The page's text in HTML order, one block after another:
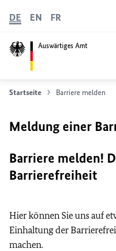
Auswärtiges Amt
DE EN FR
Startseite Barriere melden
Meldung einer
Barriere melden!
Barrierefreiheit
Hier können Sie uns auf
Einhaltung der
machen.